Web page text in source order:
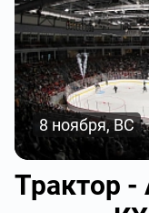
8 ноября, ВС
Трактор -